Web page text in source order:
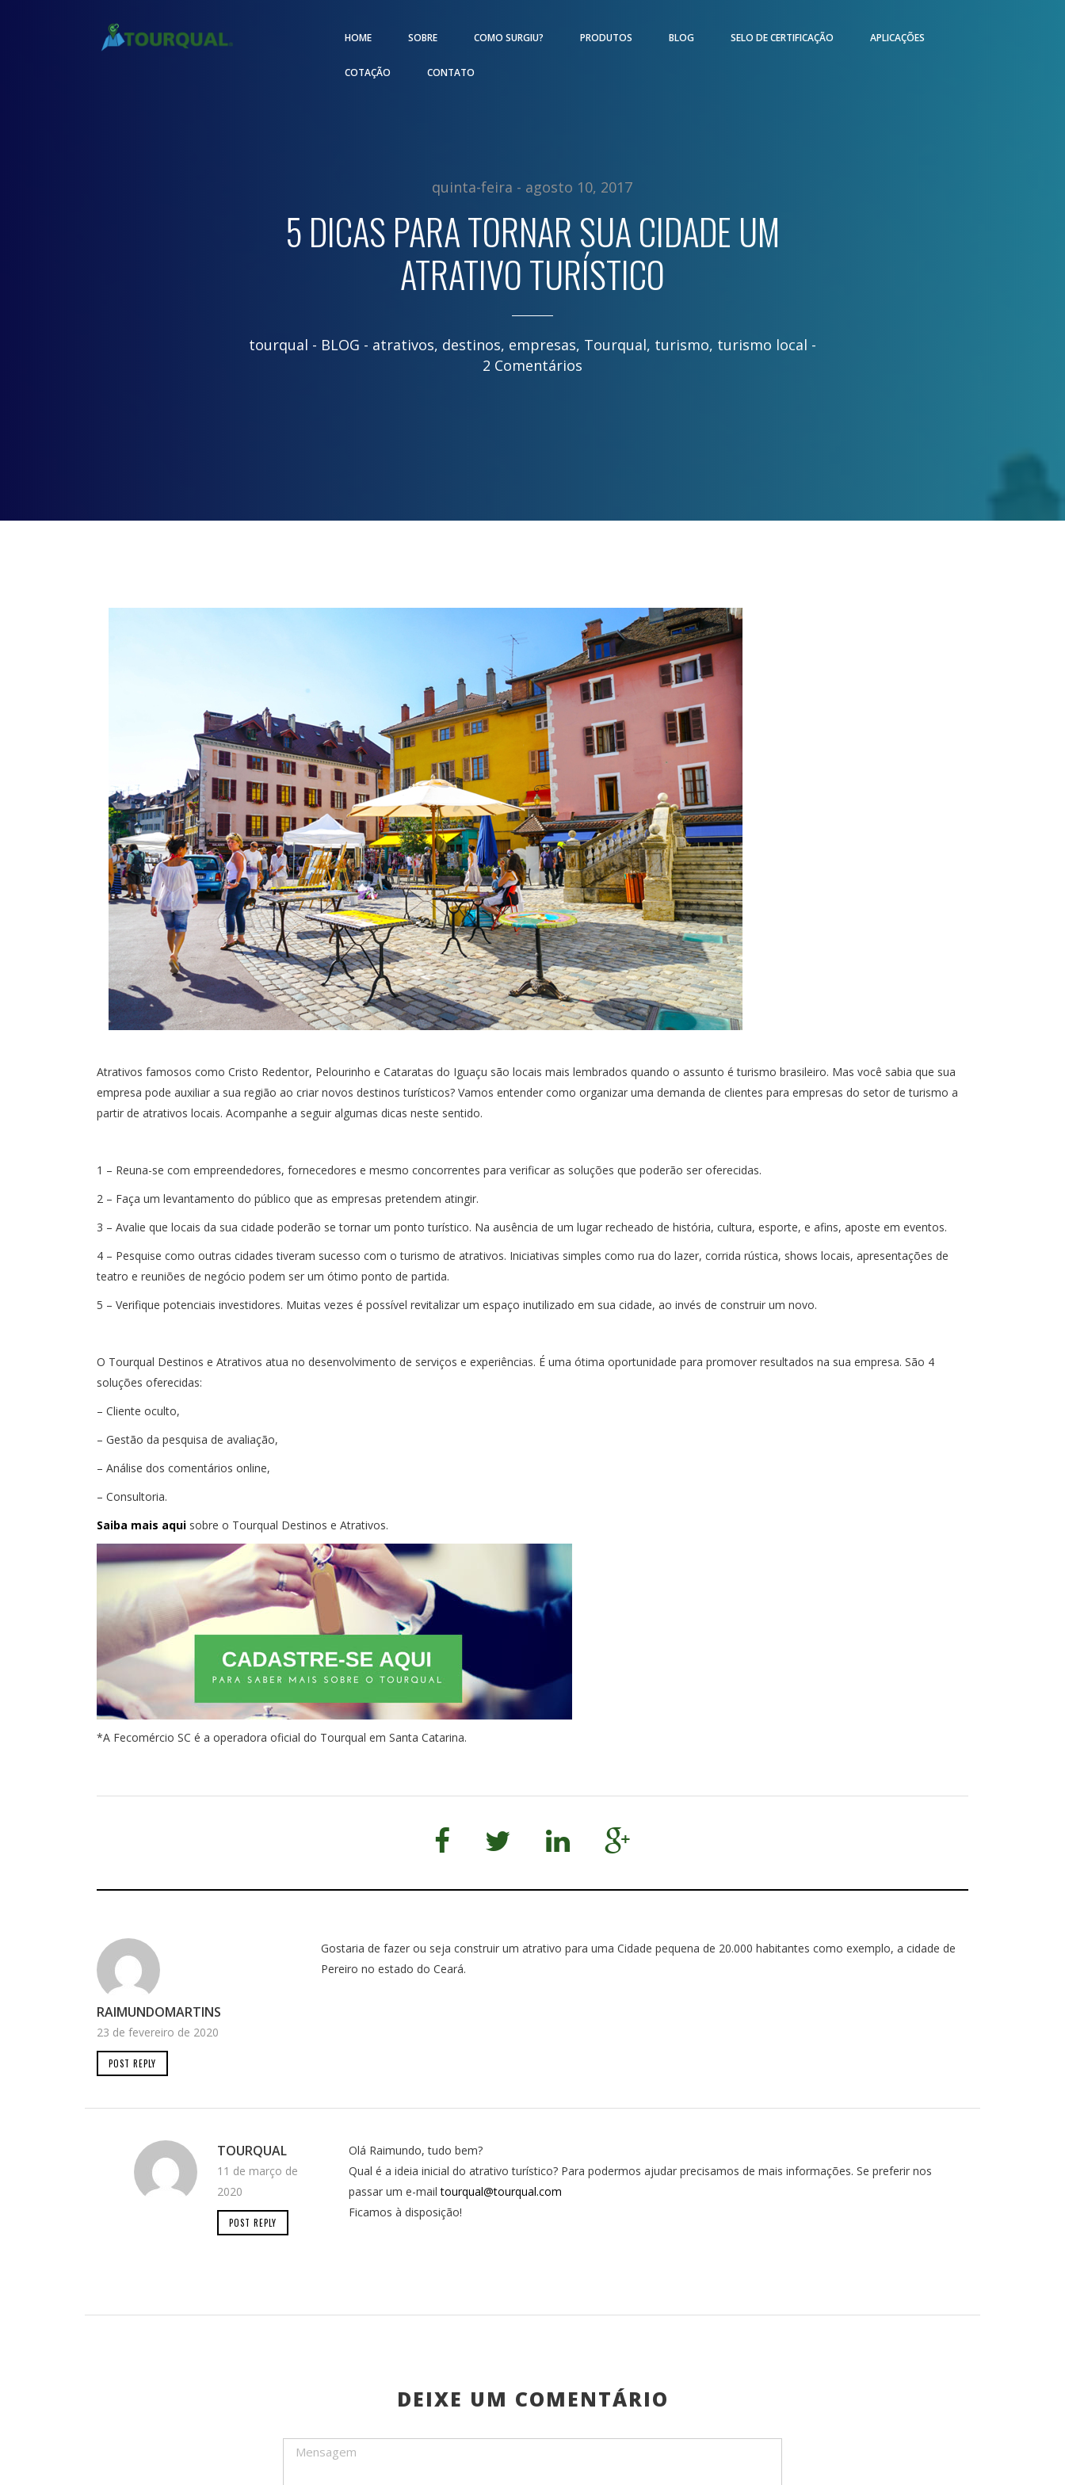
HOME SOBRE COMO SURGIU? PRODUTOS BLOG SELO DE CERTIFICAÇÃO APLICAÇÕES
COTAÇÃO CONTATO
quinta-feira - agosto 10, 2017
5 DICAS PARA TORNAR SUA CIDADE UM
ATRATIVO TURÍSTICO
tourqual - BLOG - atrativos, destinos, empresas, Tourqual, turismo, turismo local -
2 Comentários
Atrativos famosos como Cristo Redentor, Pelourinho e Cataratas do Iguaçu são locais mais lembrados quando o assunto é turismo brasileiro. Mas você sabia que sua
empresa pode auxiliar a sua região ao criar novos destinos turísticos? Vamos entender como organizar uma demanda de clientes para empresas do setor de turismo a
partir de atrativos locais. Acompanhe a seguir algumas dicas neste sentido.
1 – Reuna-se com empreendedores, fornecedores e mesmo concorrentes para verificar as soluções que poderão ser oferecidas.
2 – Faça um levantamento do público que as empresas pretendem atingir.
3 – Avalie que locais da sua cidade poderão se tornar um ponto turístico. Na ausência de um lugar recheado de história, cultura, esporte, e afins, aposte em eventos.
4 – Pesquise como outras cidades tiveram sucesso com o turismo de atrativos. Iniciativas simples como rua do lazer, corrida rústica, shows locais, apresentações de
teatro e reuniões de negócio podem ser um ótimo ponto de partida.
5 – Verifique potenciais investidores. Muitas vezes é possível revitalizar um espaço inutilizado em sua cidade, ao invés de construir um novo.
O Tourqual Destinos e Atrativos atua no desenvolvimento de serviços e experiências. É uma ótima oportunidade para promover resultados na sua empresa. São 4
soluções oferecidas:
– Cliente oculto,
– Gestão da pesquisa de avaliação,
– Análise dos comentários online,
– Consultoria.
Saiba mais aqui sobre o Tourqual Destinos e Atrativos.
*A Fecomércio SC é a operadora oficial do Tourqual em Santa Catarina.
RAIMUNDOMARTINS
23 de fevereiro de 2020
POST REPLY
Gostaria de fazer ou seja construir um atrativo para uma Cidade pequena de 20.000 habitantes como exemplo, a cidade de
Pereiro no estado do Ceará.
TOURQUAL
11 de março de
2020
POST REPLY
Olá Raimundo, tudo bem?
Qual é a ideia inicial do atrativo turístico? Para podermos ajudar precisamos de mais informações. Se preferir nos
passar um e-mailtourqual@tourqual.com
Ficamos à disposição!
DEIXE UM COMENTÁRIO